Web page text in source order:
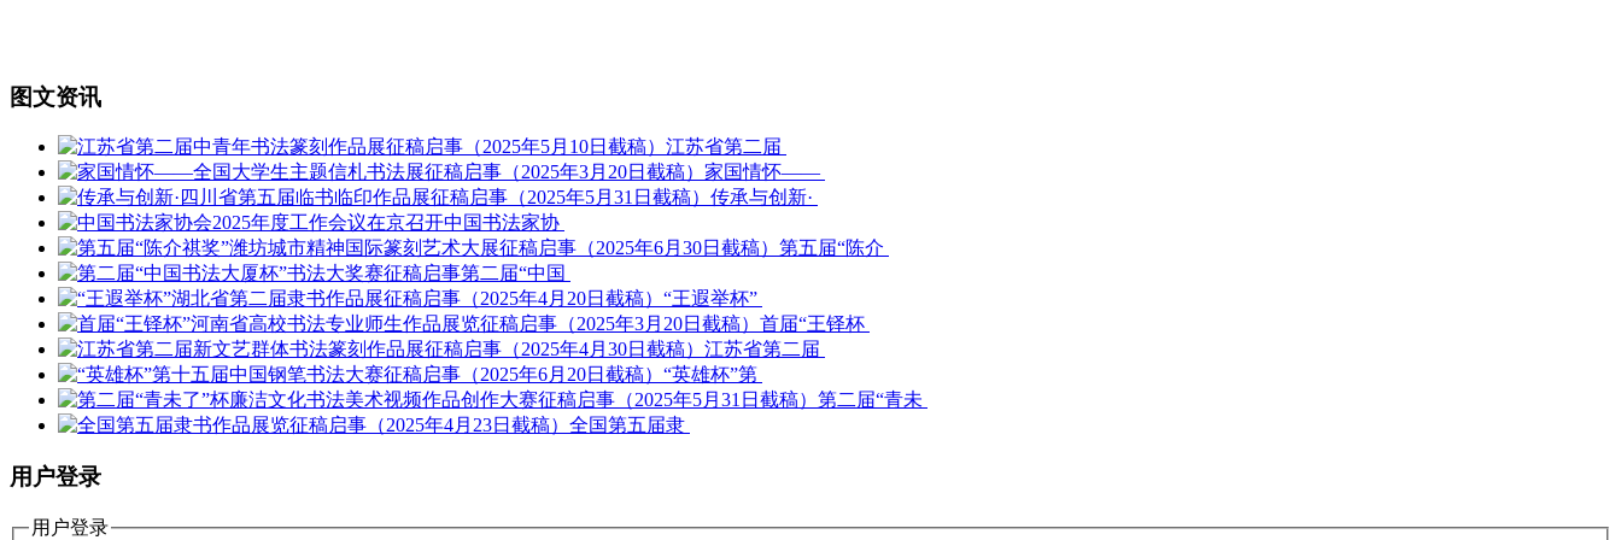
图文资讯
江苏省第二届
家国情怀——
传承与创新·
中国书法家协
第五届“陈介
第二届“中国
“王遐举杯”
首届“王铎杯
江苏省第二届
“英雄杯”第
第二届“青未
全国第五届隶
用户登录
用户登录